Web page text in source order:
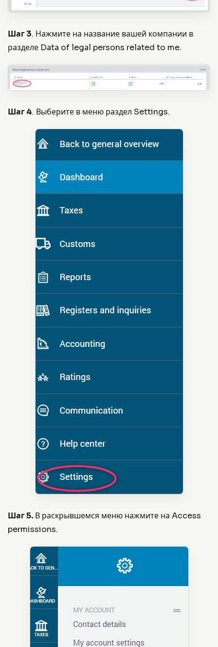
Шаг 3. Нажмите на название вашей компании в
разделе Data of legal persons related to me.
Шаг 4. Выберите в меню раздел Settings.
Шаг 5. В раскрывшемся меню нажмите на Access
permissions.